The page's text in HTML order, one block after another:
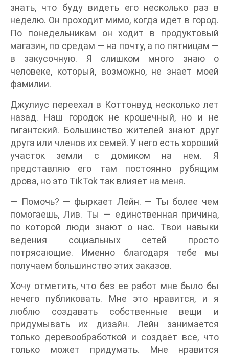
знать, что буду видеть его несколько раз в
неделю. Он проходит мимо, когда идет в город.
По понедельникам он ходит в продуктовый
магазин, по средам — на почту, а по пятницам —
в закусочную. Я слишком много знаю о
человеке, который, возможно, не знает моей
фамилии.
Джулиус переехал в Коттонвуд несколько лет
назад. Наш городок не крошечный, но и не
гигантский. Большинство жителей знают друг
друга или членов их семей. У него есть хороший
участок земли с домиком на нем. Я
представляю его там постоянно рубящим
дрова, но это TikTok так влияет на меня.
— Помочь? — фыркает Лейн. — Ты более чем
помогаешь, Лив. Ты — единственная причина,
по которой люди знают о нас. Твои навыки
ведения социальных сетей просто
потрясающие. Именно благодаря тебе мы
получаем большинство этих заказов.
Хочу отметить, что без ее работ мне было бы
нечего публиковать. Мне это нравится, и я
люблю создавать собственные вещи и
придумывать их дизайн. Лейн занимается
только деревообработкой и создаёт все, что
только может придумать. Мне нравится